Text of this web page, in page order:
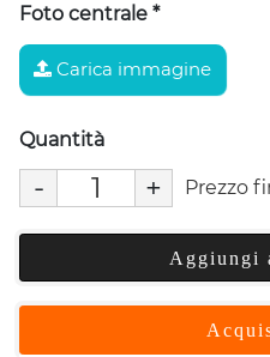
Foto centrale *
Carica immagine
Quantità
- + Prezzo
Aggiungi